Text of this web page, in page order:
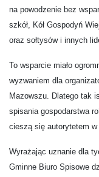
na powodzenie bez
szkół, Kół Gospodyń
oraz sołtysów i innych
To wsparcie miało
wyzwaniem dla
Mazowszu. Dlatego tak
spisania gospodarstwa
cieszą się autorytetem w
Wyrażając uznanie dla
Gminne Biuro Spisowe